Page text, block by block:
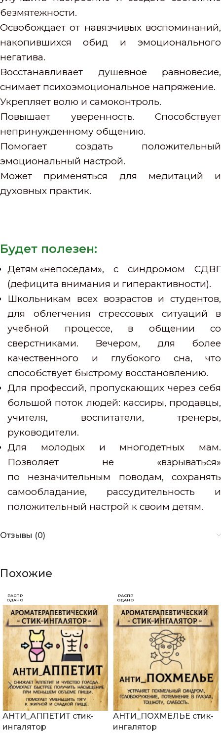
безмятежности.
Освобождает от навязчивых воспоминаний,
накопившихся обид и эмоционального
негатива.
Восстанавливает душевное равновесие,
снимает психоэмоциональное напряжение.
Укрепляет волю и самоконтроль.
Повышает уверенность. Способствует
непринужденному общению.
Помогает создать положительный
эмоциональный настрой.
Может применяться для медитаций и
духовных практик.
Будет полезен:
Детям «непоседам», с синдромом СДВГ
(дефицита внимания и гиперактивности).
Школьникам всех возрастов и студентов,
для облегчения стрессовых ситуаций в
учебной процессе, в общении со
сверстниками. Вечером, для более
качественного и глубокого сна, что
способствует быстрому восстановлению.
Для профессий, пропускающих через себя
большой поток людей: кассиры, продавцы,
учителя, воспитатели, тренеры,
руководители.
Для молодых и многодетных мам.
Позволяет не «взрываться»
по незначительным поводам, сохранять
самообладание, рассудительность и
положительный настрой к своим детям.
Отзывы (0)
Похожие
РАСПР
ОДАНО
АНТИ_АППЕТИТ стик-
ингалятор
РАСПР
ОДАНО
АНТИ_ПОХМЕЛЬЕ стик-
ингалятор